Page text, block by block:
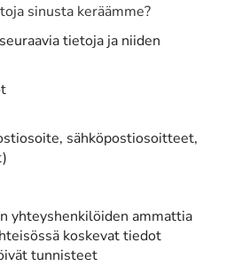
sinusta keräämme?
tietoja ja niiden
sähköpostiosoitteet,
yhteyshenkilöiden ammattia
koskevat tiedot
tunnisteet